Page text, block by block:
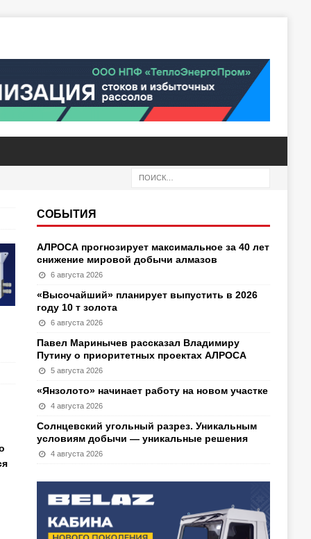
СОБЫТИЯ
АЛРОСА прогнозирует максимальное за 40 лет
снижение мировой добычи алмазов
6 августа 2026
«Высочайший» планирует выпустить в 2026
году 10 т золота
6 августа 2026
Павел Маринычев рассказал Владимиру
Путину о приоритетных проектах АЛРОСА
5 августа 2026
«Янзолото» начинает работу на новом участке
4 августа 2026
Солнцевский угольный разрез. Уникальным
условиям добычи — уникальные решения
4 августа 2026